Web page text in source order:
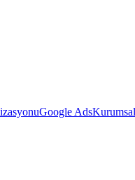
Google Ads